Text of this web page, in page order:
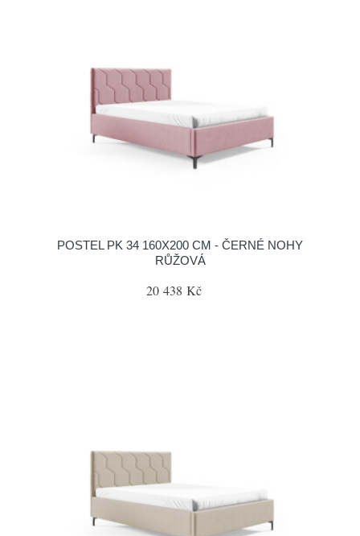
POSTEL PK 34 160X200 CM - ČERNÉ NOHY
RŮŽOVÁ
20 438 Kč